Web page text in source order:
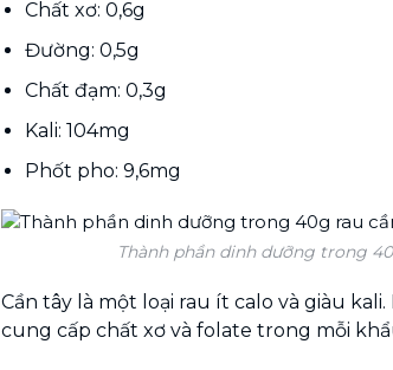
Chất xơ: 0,6g
Đường: 0,5g
Chất đạm: 0,3g
Kali: 104mg
Phốt pho: 9,6mg
Thành phần dinh dưỡng trong
Cần tây là một loại rau ít calo và giàu
cung cấp chất xơ và folate trong mỗi